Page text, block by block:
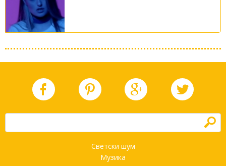
h
Светски шум
Музика